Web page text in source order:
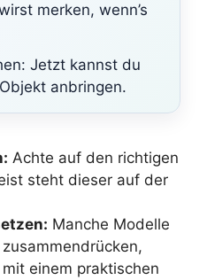
merken, wenn’s
Jetzt kannst du
anbringen.
Achte auf den richtigen
steht dieser auf der
Manche Modelle
einem praktischen